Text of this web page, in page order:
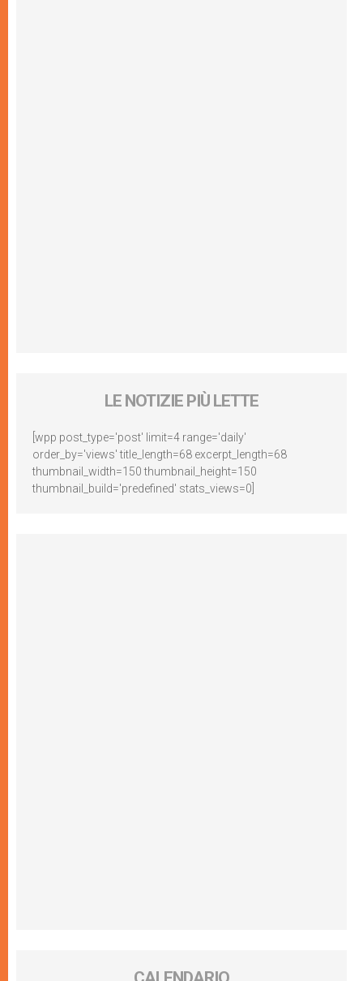
LE NOTIZIE PIÙ LETTE
[wpp post_type='post' limit=4 range='daily'
order_by='views' title_length=68 excerpt_length=68
thumbnail_width=150 thumbnail_height=150
thumbnail_build='predefined' stats_views=0]